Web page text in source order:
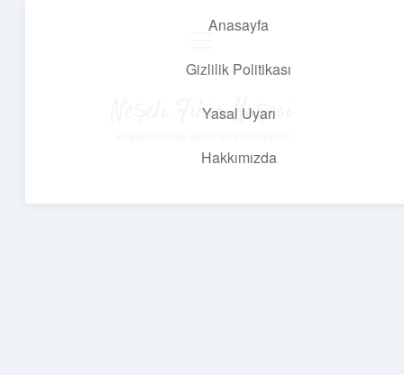
Anasayfa
Gizlilik Politikası
Yasal Uyarı
Hakkımızda
Neşeli Fikir Köşesi